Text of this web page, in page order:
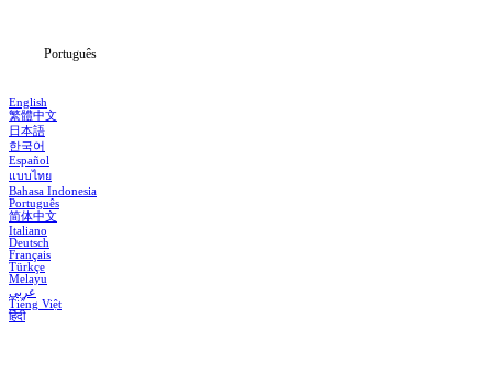
Português
English
繁體中文
日本語
한국어
Español
แบบไทย
Bahasa Indonesia
Português
简体中文
Italiano
Deutsch
Français
Türkçe
Melayu
عربي
Tiếng Việt
हिंदी